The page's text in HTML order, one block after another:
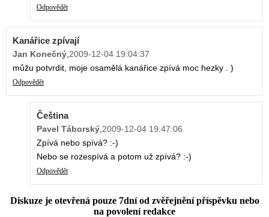
Odpovědět
Kanářice zpívají
Jan Konečný 2009-12-04 19:04:37
můžu potvrdit, moje osamělá kanářice zpívá moc hezky . )
Odpovědět
Čeština
Pavel Táborský 2009-12-04 19:47:06
Zpívá nebo spívá? :-)
Nebo se rozespívá a potom už zpívá? :-)
Odpovědět
Diskuze je otevřená pouze 7dní od zvěřejnění příspěvku nebo
na povolení redakce